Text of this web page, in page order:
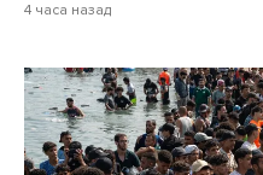
4 часа назад